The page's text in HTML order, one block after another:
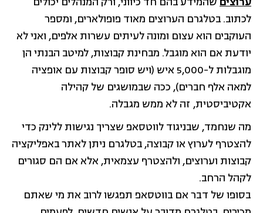
לכתוב. בטלגרם הערוצים מאוד פופולארים, ומספר
העוקבים הוא עצום ומונה לעיתים עשרות אלפים, ואני לא
יודעת אם הוא מוגבל. מבחינת קבוצות, למיטב הבנתי הן
מוגבלות ל-5,000 איש (ויש סופר קבוצות עם אופציה
למאה אלף חברים), ככה שבמושגים של קהילה
אקטיביסטית, זה לא ממש מגבלה.
מה שנחמד, שבניגוד לווטסאפ שצריך נגישות ללינק כדי
להצטרף לערוץ או קבוצה, בטלגרם ניתן לאתר באפליקציה
קבוצות וערוצים, ולהצטרף עצמאית, אלא אם הם סגורים
לקהל הרחב.
בסופו של דבר אם בווטסאפ תפגשו לרוב את מי שאתם